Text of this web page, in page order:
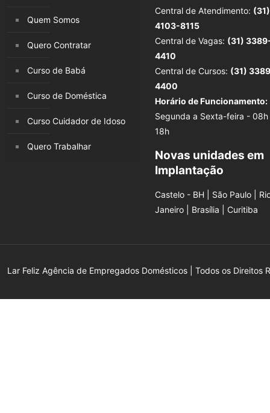
Quem Somos
Quero Contratar
Curso de Babá
Curso de Doméstica
Curso Cuidador de Idoso
Quero Trabalhar
Central de Atendimento: (31)
4103-8115
Central de Vagas: (31)
4410
Central de Cursos: (31)
4400
Horário de Funcionamento:
Segunda a Sexta-feira - 08h
18h
Novas unidades em
Implantação
Castelo - BH | São Paulo |
Janeiro | Brasília | Curitiba
Lar Feliz Agência de Empregados Domésticos | Todos os Direitos